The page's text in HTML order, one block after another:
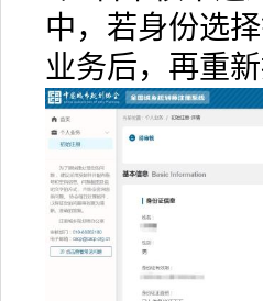
中，若身份选
业务后，再重